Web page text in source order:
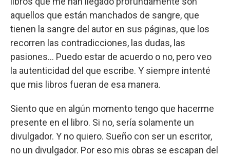
aquellos que están manchados de sangre, que
tienen la sangre del autor en sus páginas, que los
recorren las contradicciones, las dudas, las
pasiones… Puedo estar de acuerdo o no, pero veo
la autenticidad del que escribe. Y siempre intenté
que mis libros fueran de esa manera.
Siento que en algún momento tengo que hacerme
presente en el libro. Si no, sería solamente un
divulgador. Y no quiero. Sueño con ser un escritor,
no un divulgador. Por eso mis obras se escapan del